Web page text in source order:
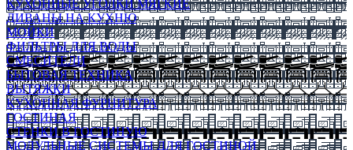
КУХОННЫЕ УГОЛКИ МЯГКИЕ
ДИВАНЫ НА КУХНЮ
МОЙКИ
ФИЛЬТРЫ ДЛЯ ВОДЫ
СМЕСИТЕЛИ
БЫТОВАЯ ТЕХНИКА
ВЫТЯЖКИ
КУХОННАЯ ФУРНИТУРА
ГОСТИНАЯ
СТЕНКИ В ГОСТИНУЮ
МОДУЛЬНЫЕ СИСТЕМЫ ДЛЯ ГОСТИНОЙ